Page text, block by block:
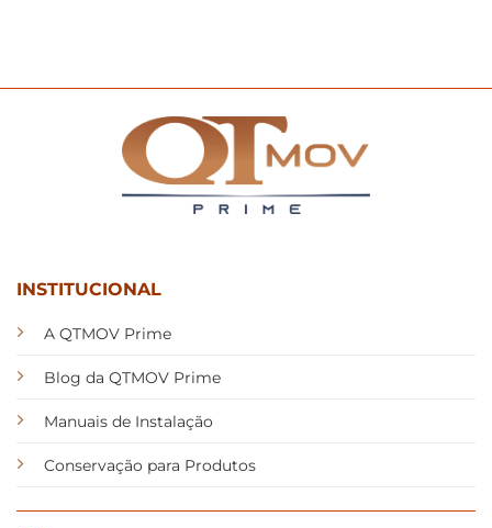
INSTITUCIONAL
A QTMOV Prime
Blog da QTMOV Prime
Manuais de Instalação
Conservação para Produtos